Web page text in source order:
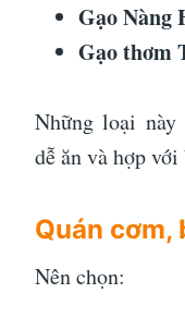
Gạo Nàng
Gạo thơm
Những loại này
dễ ăn và hợp
Quán cơm,
Nên chọn: